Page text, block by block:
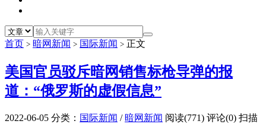
首页 > 暗网新闻 > 国际新闻 > 正文
美国官员驳斥暗网销售标枪导弹的报
道：“俄罗斯的虚假信息”
2022-06-05 分类： 国际新闻 / 暗网新闻 阅读(771) 评论(0) 扫描